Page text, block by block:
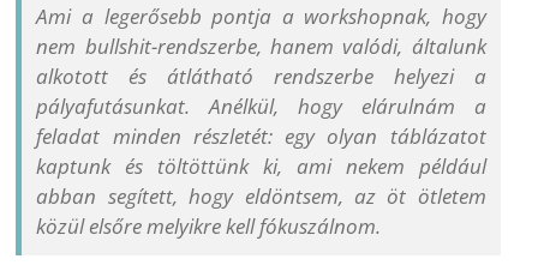
Ami a legerősebb pontja a workshopnak, hogy
nem bullshit-rendszerbe, hanem valódi, általunk
alkotott és átlátható rendszerbe helyezi a
pályafutásunkat. Anélkül, hogy elárulnám a
feladat minden részletét: egy olyan táblázatot
kaptunk és töltöttünk ki, ami nekem például
abban segített, hogy eldöntsem, az öt ötletem
közül elsőre melyikre kell fókuszálnom.